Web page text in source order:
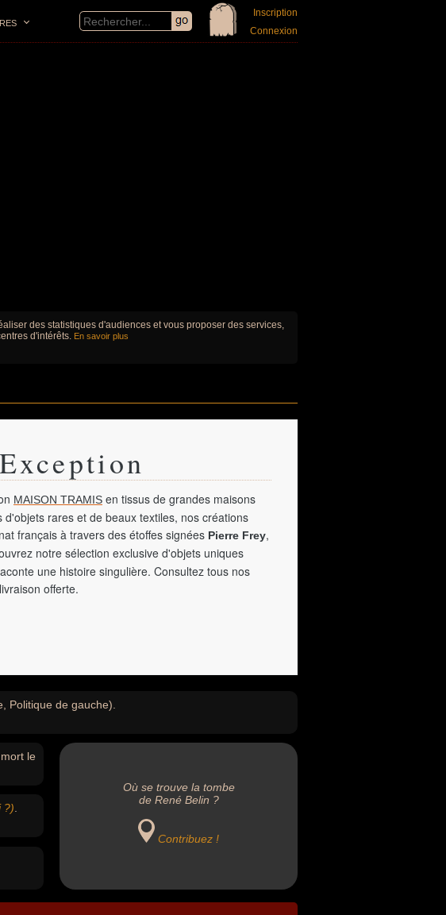
Inscription
Connexion
des statistiques d'audiences et vous proposer des services,
d'intérêts. En savoir plus
MAISON TRAMIS en tissus de grandes maisons
rares et de beaux textiles, nos créations
français à travers des étoffes signées Pierre Frey,
notre sélection exclusive d'objets uniques
une histoire singulière. Consultez tous nos
offerte.
Politique de gauche).
le
?)
Où se trouve la tombe
de René Belin ?
Contribuez !